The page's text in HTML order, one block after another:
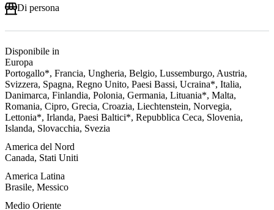
Di persona
Disponibile in
Europa
Portogallo*, Francia, Ungheria, Belgio, Lussemburgo, Austria,
Svizzera, Spagna, Regno Unito, Paesi Bassi, Ucraina*, Italia,
Danimarca, Finlandia, Polonia, Germania, Lituania*, Malta,
Romania, Cipro, Grecia, Croazia, Liechtenstein, Norvegia,
Lettonia*, Irlanda, Paesi Baltici*, Repubblica Ceca, Slovenia,
Islanda, Slovacchia, Svezia
America del Nord
Canada, Stati Uniti
America Latina
Brasile, Messico
Medio Oriente